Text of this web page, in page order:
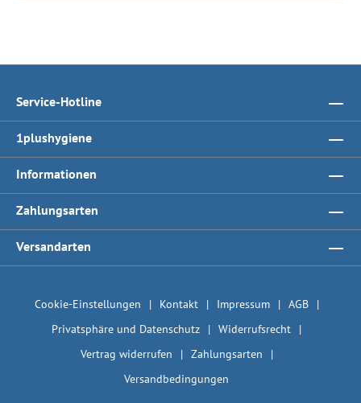
Service-Hotline
1plushygiene
Informationen
Zahlungsarten
Versandarten
Cookie-Einstellungen Kontakt Impressum
AGB
Privatsphäre und Datenschutz
Widerrufsrecht
Vertrag widerrufen
Zahlungsarten
Versandbedingungen